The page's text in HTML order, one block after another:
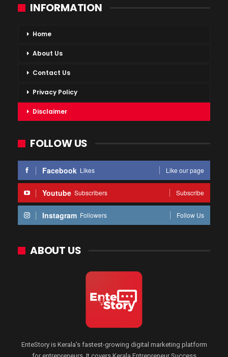
INFORMATION
Home
About Us
Contact Us
Privacy Policy
Disclaimer
FOLLOW US
Facebook Likes Like our page
Youtube Subscribers Subscribe
Instagram Followers Follow Us
ABOUT US
EnteStory is Kerala's fastest-growing digital marketing platform